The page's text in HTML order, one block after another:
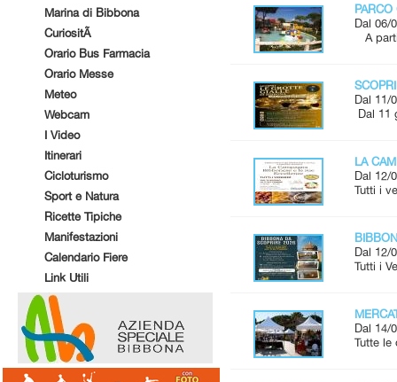
Marina di Bibbona
CuriositÃ
Orario Bus Farmacia
Orario Messe
Meteo
Webcam
I Video
Itinerari
Cicloturismo
Sport e Natura
Ricette Tipiche
Manifestazioni
Calendario Fiere
Link Utili
Dal 06/
A
Dal 11/
Dal 11
LA
Dal 12/
Tutti i
Dal 12/
Tutti i
Dal 14/
Tutte le